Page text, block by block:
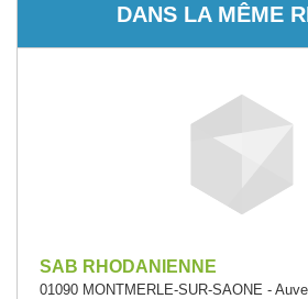
DANS LA MÊME
SAB RHODANIENNE
01090 MONTMERLE-SUR-SAONE -